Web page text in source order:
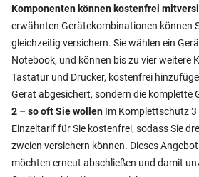
Komponenten können kostenfrei
erwähnten Gerätekombinationen können
gleichzeitig versichern. Sie wählen ein
Notebook, und können bis zu vier weitere
Tastatur und Drucker, kostenfrei
Gerät abgesichert, sondern die komplette
2 – so oft Sie wollen Im Komplettschutz
Einzeltarif für Sie kostenfrei, sodass Sie
zweien versichern können. Dieses
möchten erneut abschließen und damit